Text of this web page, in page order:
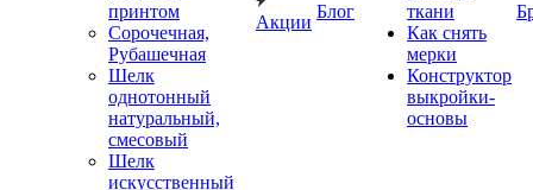
принтом
Сорочечная,
Рубашечная
Шелк
однотонный
натуральный,
смесовый
Шелк
искусственный
Акции
Блог
ткани
Как снять
мерки
Конструктор
выкройки-
основы